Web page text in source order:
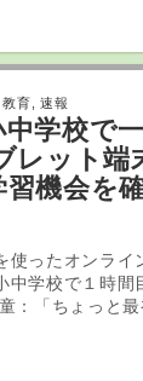
教育 ,速報
学校で
レット端
習機会を
使ったオンライ
中学校で１時間
：「ちょっと